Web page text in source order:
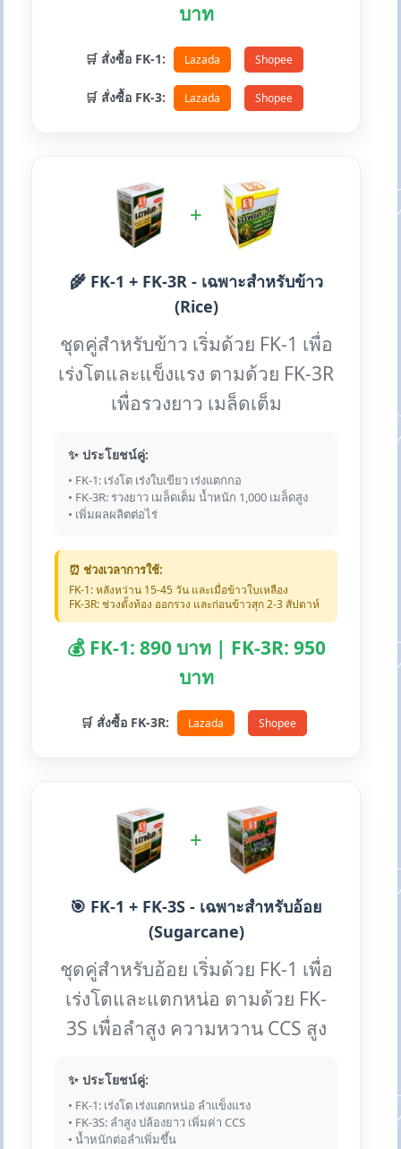
บาท
🛒 สั่งซื้อ FK-1: Lazada Shopee
🛒 สั่งซื้อ FK-3: Lazada Shopee
+
🌾 FK-1 + FK-3R - เฉพาะสำหรับข้าว
(Rice)
ชุดคู่สำหรับข้าว เริ่มด้วย FK-1 เพื่อ
เร่งโตและแข็งแรง ตามด้วย FK-3R
เพื่อรวงยาว เมล็ดเต็ม
✨ ประโยชน์คู่:
• FK-1: เร่งโต เร่งใบเขียว เร่งแตกกอ
• FK-3R: รวงยาว เมล็ดเต็ม น้ำหนัก 1,000 เมล็ดสูง
• เพิ่มผลผลิตต่อไร่
⏰ ช่วงเวลาการใช้:
FK-1: หลังหว่าน 15-45 วัน และเมื่อข้าวใบเหลือง
FK-3R: ช่วงตั้งท้อง ออกรวง และก่อนข้าวสุก 2-3 สัปดาห์
💰 FK-1: 890 บาท | FK-3R: 950
บาท
🛒 สั่งซื้อ FK-3R: Lazada Shopee
+
🎯 FK-1 + FK-3S - เฉพาะสำหรับอ้อย
(Sugarcane)
ชุดคู่สำหรับอ้อย เริ่มด้วย FK-1 เพื่อ
เร่งโตและแตกหน่อ ตามด้วย FK-
3S เพื่อลำสูง ความหวาน CCS สูง
✨ ประโยชน์คู่:
• FK-1: เร่งโต เร่งแตกหน่อ ลำแข็งแรง
• FK-3S: ลำสูง ปล้องยาว เพิ่มค่า CCS
• น้ำหนักต่อลำเพิ่มขึ้น